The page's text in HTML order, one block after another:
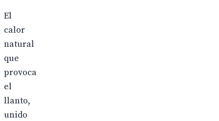
El
calor
natural
que
provoca
el
llanto,
unido